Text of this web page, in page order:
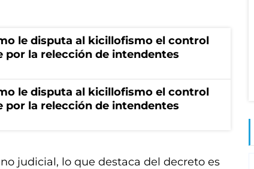
le disputa al kicillofismo el control
por la relección de intendentes
le disputa al kicillofismo el control
por la relección de intendentes
judicial, lo que destaca del decreto es